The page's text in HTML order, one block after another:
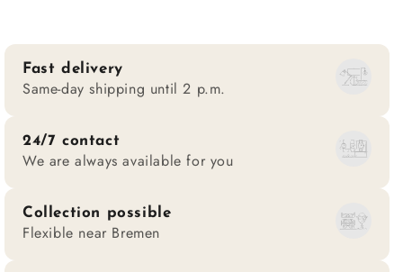
Fast delivery
Same-day shipping until 2 p.m.
24/7 contact
We are always available for you
Collection possible
Flexible near Bremen